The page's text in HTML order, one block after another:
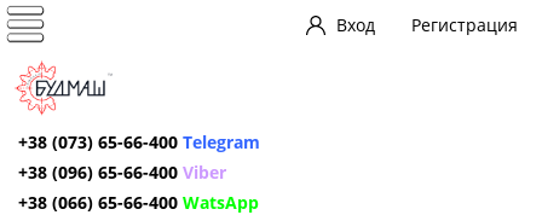
Вход Регистрация
+38 (073) 65-66-400 Telegram
+38 (096) 65-66-400 Viber
+38 (066) 65-66-400 WatsApp